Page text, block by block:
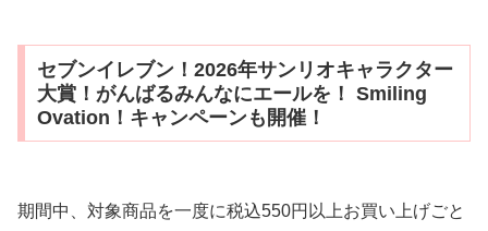
セブンイレブン！2026年サンリオキャラクター
大賞！がんばるみんなにエールを！ Smiling
Ovation！キャンペーンも開催！
期間中、対象商品を⼀度に税込550円以上お買い上げごと